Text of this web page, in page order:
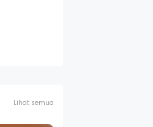
Lihat semua